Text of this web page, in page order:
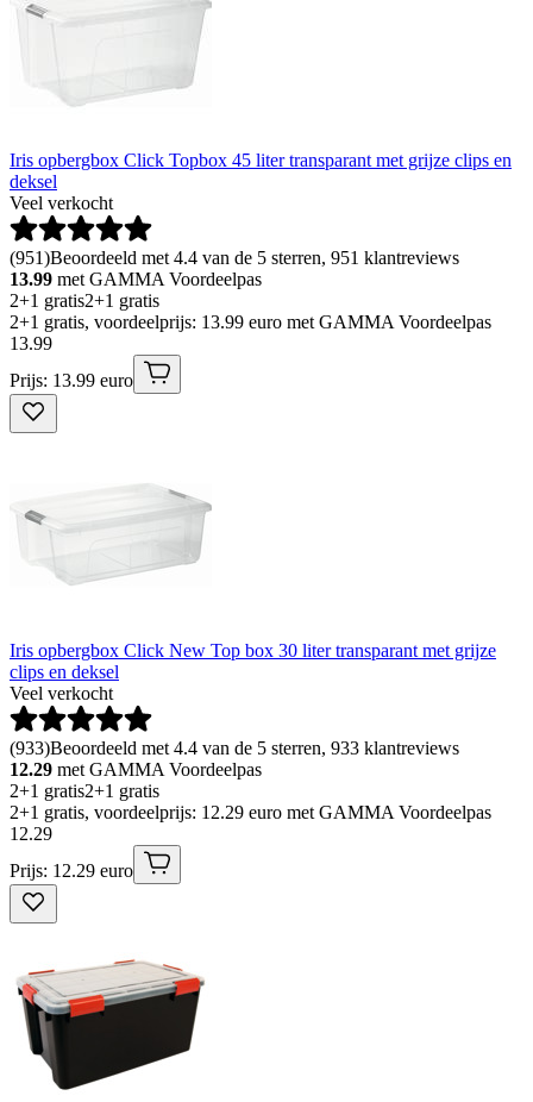
Iris opbergbox Click Topbox 45 liter transparant met grijze clips en
deksel
Veel verkocht
(951)Beoordeeld met 4.4 van de 5 sterren, 951 klantreviews
13.99 met GAMMA Voordeelpas
2+1 gratis2+1 gratis
2+1 gratis, voordeelprijs: 13.99 euro met GAMMA Voordeelpas
13.99
Prijs: 13.99 euro
Iris opbergbox Click New Top box 30 liter transparant met grijze
clips en deksel
Veel verkocht
(933)Beoordeeld met 4.4 van de 5 sterren, 933 klantreviews
12.29 met GAMMA Voordeelpas
2+1 gratis2+1 gratis
2+1 gratis, voordeelprijs: 12.29 euro met GAMMA Voordeelpas
12.29
Prijs: 12.29 euro